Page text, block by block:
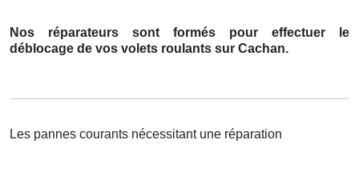
Nos réparateurs sont formés pour effectuer le
déblocage de vos volets roulants sur Cachan.
Les pannes courants nécessitant une réparation